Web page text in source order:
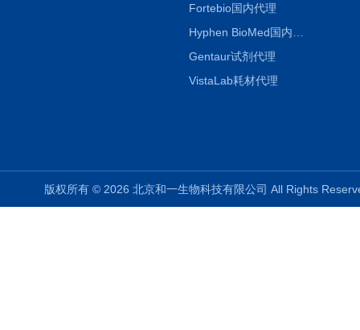
Fortebio国内代理
Gentaur试剂代理
VistaLab耗材代理
版权所有 © 2026 北京和一生物科技有限公司 All Rights